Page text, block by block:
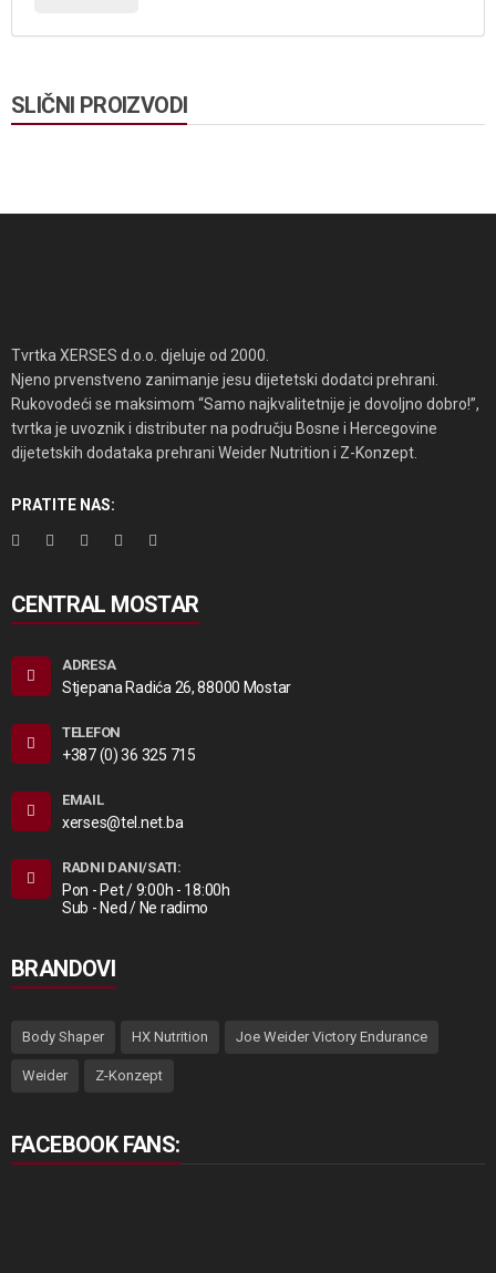
SLIČNI PROIZVODI
Tvrtka XERSES d.o.o. djeluje od 2000.
Njeno prvenstveno zanimanje jesu dijetetski dodatci prehrani.
Rukovodeći se maksimom “Samo najkvalitetnije je dovoljno dobro!”,
tvrtka je uvoznik i distributer na području Bosne i Hercegovine
dijetetskih dodataka prehrani Weider Nutrition i Z-Konzept.
PRATITE NAS:
CENTRAL MOSTAR
ADRESA
Stjepana Radića 26, 88000 Mostar
TELEFON
+387 (0) 36 325 715
EMAIL
xerses@tel.net.ba
RADNI DANI/SATI:
Pon - Pet / 9:00h - 18:00h
Sub - Ned / Ne radimo
BRANDOVI
Body Shaper HX Nutrition Joe Weider Victory Endurance
Weider Z-Konzept
FACEBOOK FANS: